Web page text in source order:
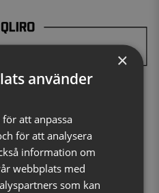
×
använder
att anpassa
för att analysera
information om
webbplats med
som kan